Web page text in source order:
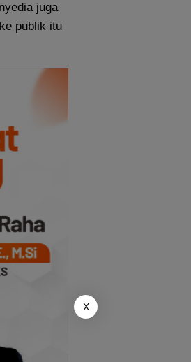
juga
publik itu
X